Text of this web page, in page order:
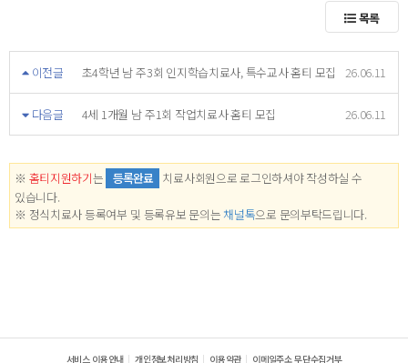
목록
이전글 초4학년 남 주3회 인지학습치료사, 특수교사 홈티 모집 26.06.11
다음글 4세 1개월 남 주1회 작업치료사 홈티 모집 26.06.11
※ 홈티지원하기는 등록완료 치료사회원으로 로그인하셔야 작성하실 수
있습니다.
※ 정식치료사 등록여부 및 등록유보 문의는 채널톡으로 문의부탁드립니다.
서비스 이용안내 개인정보처리방침 이용약관 이메일주소 무단수집거부